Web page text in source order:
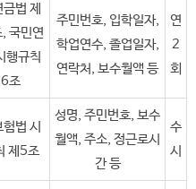
법 제
국민연
행규칙
조
주민번호, 입학일자,
학업연수, 졸업일자,
연락처, 보수월액 등
연
2
회
법 시
제5조
성명, 주민번호, 보수
월액, 주소, 정근로시
간 등
수
시